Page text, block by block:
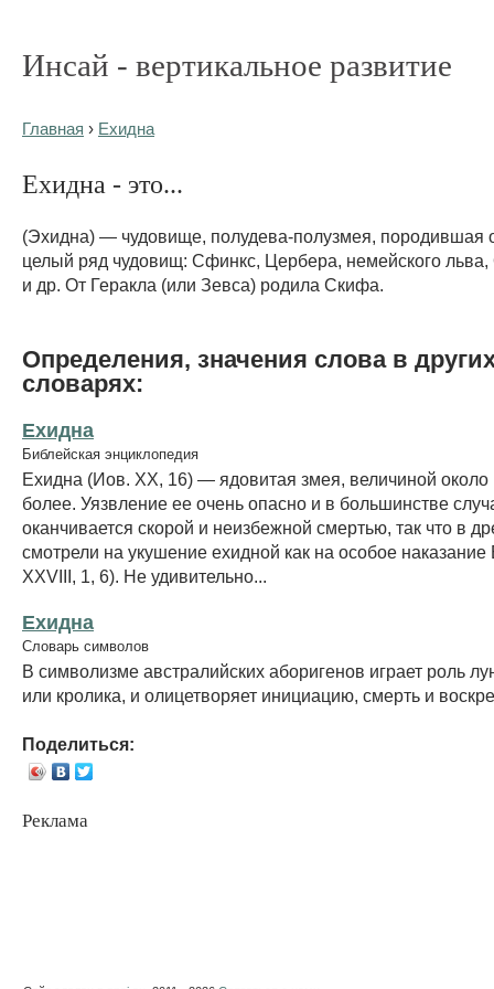
Инсай - вертикальное развитие
Главная › Ехидна
Ехидна - это...
(Эхидна) — чудовище, полудева-полузмея, породившая
целый ряд чудовищ: Сфинкс, Цербера, немейского
и др. От Геракла (или Зевса) родила Скифа.
Определения, значения слова в
словарях:
Ехидна
Библейская энциклопедия
Ехидна (Иов. XX, 16) — ядовитая змея, величиной около
более. Уязвление ее очень опасно и в большинстве
оканчивается скорой и неизбежной смертью, так что в
смотрели на укушение ехидной как на особое
XXVIII, 1, 6). Не удивительно...
Ехидна
Словарь символов
В символизме австралийских аборигенов играет роль
или кролика, и олицетворяет инициацию, смерть и
Поделиться:
Реклама